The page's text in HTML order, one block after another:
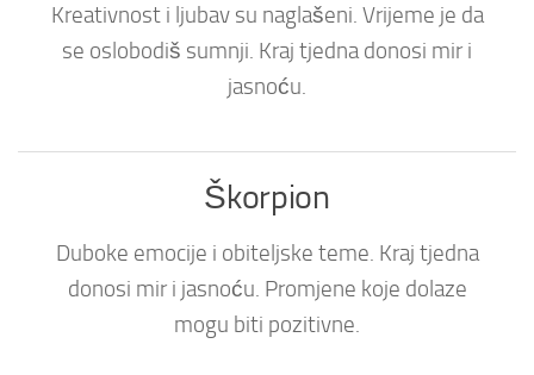
Kreativnost i ljubav su naglašeni. Vrijeme je da
se oslobodiš sumnji. Kraj tjedna donosi mir i
jasnoću.
Škorpion
Duboke emocije i obiteljske teme. Kraj tjedna
donosi mir i jasnoću. Promjene koje dolaze
mogu biti pozitivne.